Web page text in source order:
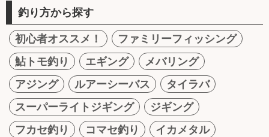
釣り方から探す
初心者オススメ！
ファミリーフィッシング
鮎トモ釣り
エギング
メバリング
アジング
ルアーシーバス
タイラバ
スーパーライトジギング
ジギング
フカセ釣り
コマセ釣り
イカメタル